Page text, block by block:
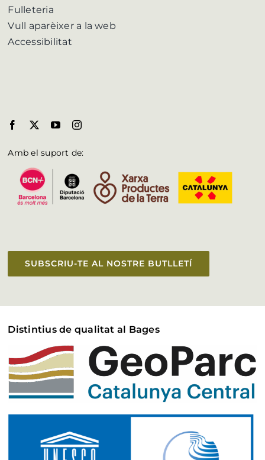
Fulleteria
Vull aparèixer a la web
Accessibilitat
Amb el suport de:
SUBSCRIU-TE AL NOSTRE BUTLLETÍ
Distintius de qualitat al Bages